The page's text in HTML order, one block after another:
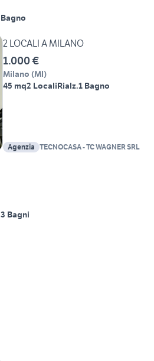
2 LOCALI A MILANO
1.000 €
Milano (MI)
45 mq2 LocaliRialz.1 Bagno
Agenzia TECNOCASA - TC WAGNER SRL
3 Bagni